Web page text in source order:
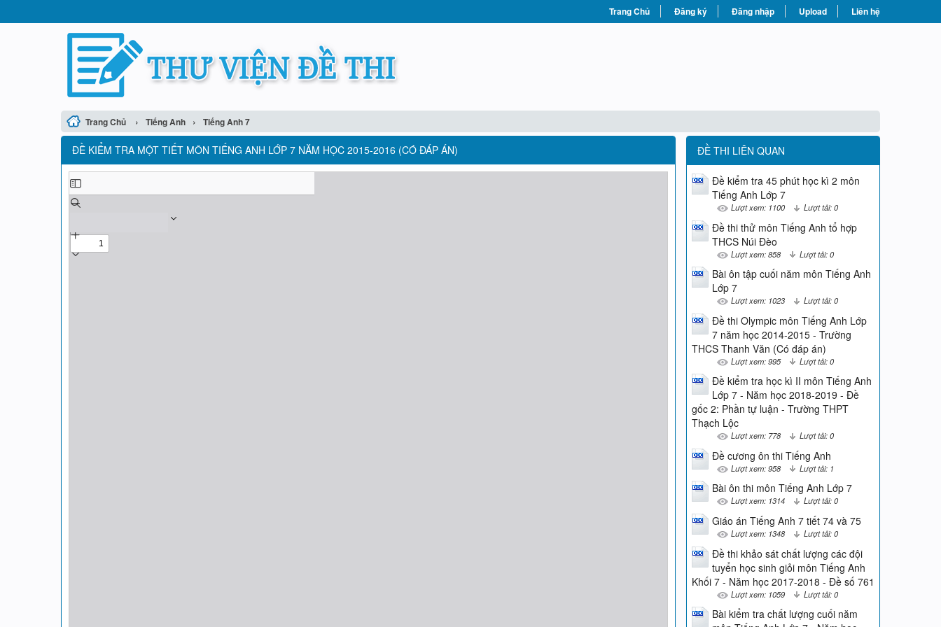
Trang Chủ Đăng ký Đăng nhập Upload Liên hệ
Trang Chủ › Tiếng Anh › Tiếng Anh 7
ĐỀ KIỂM TRA MỘT TIẾT MÔN TIẾNG ANH LỚP 7 NĂM HỌC 2015-2016 (CÓ ĐÁP ÁN) ĐỀ THI LIÊN QUAN
Đề kiểm tra 45 phút học kì 2 môn
Tiếng Anh Lớp 7
Lượt xem: 1100 Lượt tải: 0
Đề thi thử môn Tiếng Anh tổ hợp
THCS Núi Đèo
Lượt xem: 858 Lượt tải: 0
Bài ôn tập cuối năm môn Tiếng Anh
Lớp 7
Lượt xem: 1023 Lượt tải: 0
Đề thi Olympic môn Tiếng Anh Lớp
7 năm học 2014-2015 - Trường
THCS Thanh Văn (Có đáp án)
Lượt xem: 995 Lượt tải: 0
Đề kiểm tra học kì II môn Tiếng Anh
Lớp 7 - Năm học 2018-2019 - Đề
gốc 2: Phần tự luận - Trường THPT
Thạch Lộc
Lượt xem: 778 Lượt tải: 0
Đề cương ôn thi Tiếng Anh
Lượt xem: 958 Lượt tải: 1
Bài ôn thi môn Tiếng Anh Lớp 7
Lượt xem: 1314 Lượt tải: 0
Giáo án Tiếng Anh 7 tiết 74 và 75
Lượt xem: 1348 Lượt tải: 0
Đề thi khảo sát chất lượng các đội
tuyển học sinh giỏi môn Tiếng Anh
Khối 7 - Năm học 2017-2018 - Đề số 761
Lượt xem: 1059 Lượt tải: 0
Bài kiểm tra chất lượng cuối năm